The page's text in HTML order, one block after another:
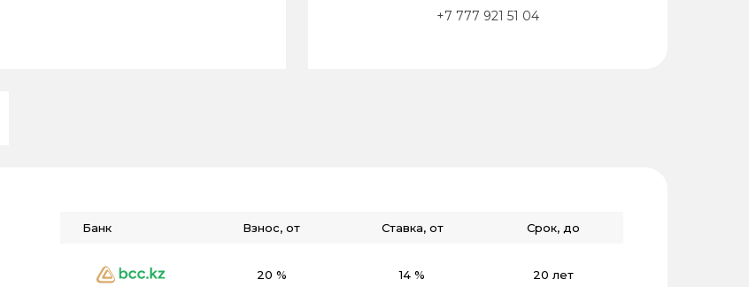
+7 777 921 51 04
Банк Взнос, от Ставка, от Срок, до
20 % 14 % 20 лет